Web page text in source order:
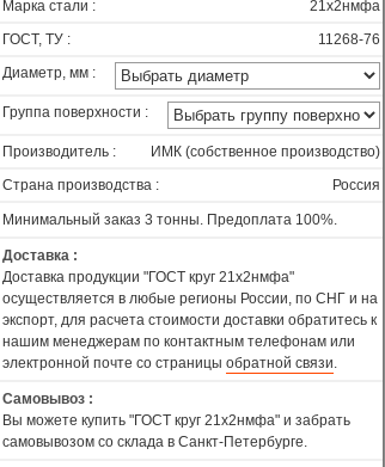
Марка стали :
21х2нмфа
ГОСТ, ТУ :
11268-76
Диаметр, мм :
Группа поверхности :
Производитель :
ИМК (собственное производство)
Страна производства :
Россия
Минимальный заказ 3 тонны. Предоплата 100%.
Доставка :
Доставка продукции "ГОСТ круг 21х2нмфа"
осуществляется в любые регионы России, по СНГ и на
экспорт, для расчета стоимости доставки обратитесь к
нашим менеджерам по контактным телефонам или
электронной почте со страницы обратной связи.
Самовывоз :
Вы можете купить "ГОСТ круг 21х2нмфа" и забрать
самовывозом со склада в Санкт-Петербурге.